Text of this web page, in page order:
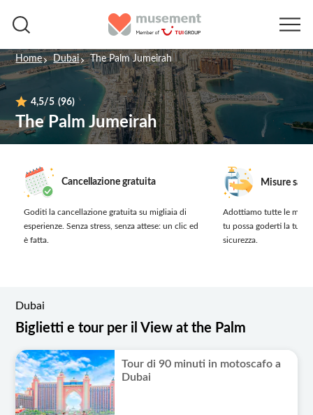
Home Dubai The Palm Jumeirah
4,5/5 (96)
The Palm Jumeirah
Cancellazione gratuita
Goditi la cancellazione gratuita su migliaia di
esperienze. Senza stress, senza attese: un clic ed
è fatta.
Misure
Adottiamo tutte le
tu possa goderti la tua
sicurezza.
Dubai
Biglietti e tour per il View at the Palm
Tour di 90 minuti in motoscafo a
Dubai